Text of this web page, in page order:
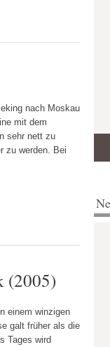
nach Moskau
mit dem
sehr nett zu
zu werden. Bei
(2005)
einem winzigen
galt früher als die
Tages wird